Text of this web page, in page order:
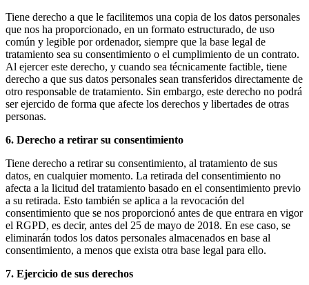
Tiene derecho a que le facilitemos una copia de los datos personales
que nos ha proporcionado, en un formato estructurado, de uso
común y legible por ordenador, siempre que la base legal de
tratamiento sea su consentimiento o el cumplimiento de un contrato.
Al ejercer este derecho, y cuando sea técnicamente factible, tiene
derecho a que sus datos personales sean transferidos directamente de
otro responsable de tratamiento. Sin embargo, este derecho no podrá
ser ejercido de forma que afecte los derechos y libertades de otras
personas.
6. Derecho a retirar su consentimiento
Tiene derecho a retirar su consentimiento, al tratamiento de sus
datos, en cualquier momento. La retirada del consentimiento no
afecta a la licitud del tratamiento basado en el consentimiento previo
a su retirada. Esto también se aplica a la revocación del
consentimiento que se nos proporcionó antes de que entrara en vigor
el RGPD, es decir, antes del 25 de mayo de 2018. En ese caso, se
eliminarán todos los datos personales almacenados en base al
consentimiento, a menos que exista otra base legal para ello.
7. Ejercicio de sus derechos